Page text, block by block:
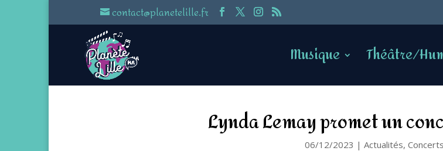
contact@planetelille.fr
Musique Théâtre/
Lynda Lemay promet un
06/12/2023 | Actualités, Concerts